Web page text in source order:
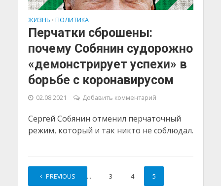
ЖИЗНЬ • ПОЛИТИКА
Перчатки сброшены:
почему Собянин судорожно
«демонстрирует успехи» в
борьбе с коронавирусом
02.08.2021 Добавить комментарий
Сергей Собянин отменил перчаточный
режим, который и так никто не соблюдал.
PREVIOUS
1 … 3 4 5